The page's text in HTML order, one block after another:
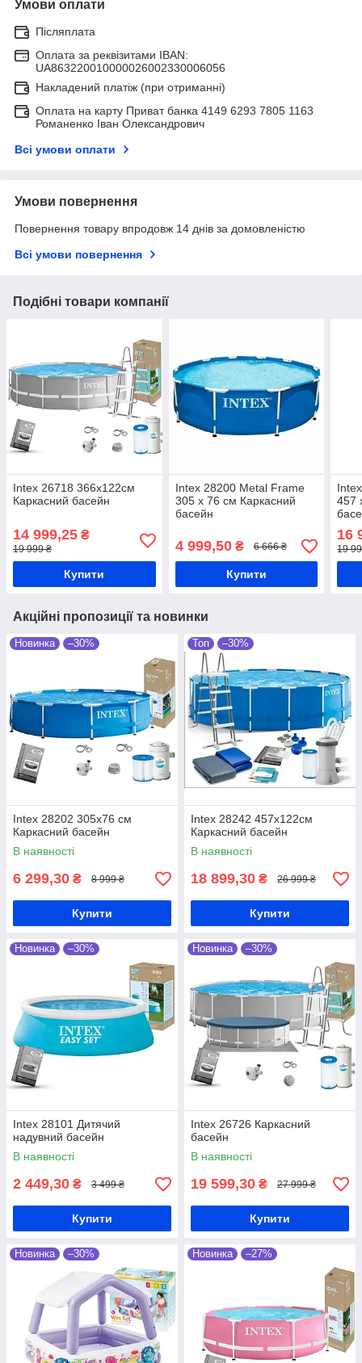
Умови оплати
Післяплата
Оплата за реквізитами IBAN:
UA863220010000026002330006056
Накладений платіж (при отриманні)
Оплата на карту Приват банка 4149 6293 7805 1163
Романенко Іван Олександрович
Всі умови оплати
Умови повернення
Повернення товару впродовж 14 днів за домовленістю
Всі умови повернення
Подібні товари компанії
Intex 26718 366х122см
Каркасний басейн
14 999,25 ₴
19 999 ₴
Купити
Intex 28200 Metal Frame
305 х 76 см Каркасний
басейн
4 999,50₴ 6 666 ₴
Купити
457
16
19
Акційні пропозиції та новинки
Новинка –30%
Intex 28202 305х76 см
Каркасний басейн
В наявності
6 299,30 ₴ 8 999 ₴
Купити
Топ –30%
Intex 28242 457х122см
Каркасний басейн
В наявності
18 899,30 ₴ 26 999 ₴
Купити
Новинка –30%
Intex 28101 Дитячий
надувний басейн
В наявності
2 449,30 ₴ 3 499 ₴
Купити
Новинка –30%
Intex 26726 Каркасний
басейн
В наявності
19 599,30 ₴ 27 999 ₴
Купити
Новинка –30% Новинка –27%